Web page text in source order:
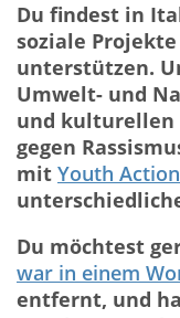
Du findest in
soziale
unterstützen.
Umwelt- und
und kulturellen
gegen
mit Youth
Du möchtest
war in einem
entfernt, und